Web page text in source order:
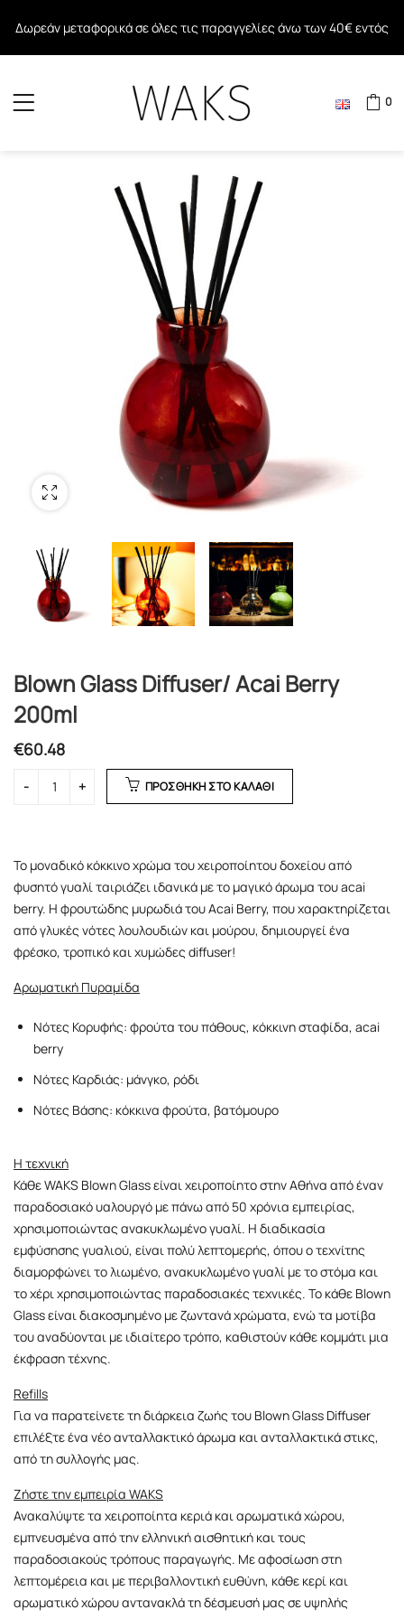
Δωρεάν μεταφορικά σε όλες τις παραγγελίες άνω των 40€ εντός
0
Blown Glass Diffuser/ Acai Berry
200ml
€60.48
ΠΡΟΣΘΗΚΗ ΣΤΟ ΚΑΛΑΘΙ
Το μοναδικό κόκκινο χρώμα του χειροποίητου δοχείου από
φυσητό γυαλί ταιριάζει ιδανικά με το μαγικό άρωμα του acai
berry. Η φρουτώδης μυρωδιά του Acai Berry, που χαρακτηρίζεται
από γλυκές νότες λουλουδιών και μούρου, δημιουργεί ένα
φρέσκο, τροπικό και χυμώδες diffuser!
Αρωματική Πυραμίδα
Νότες Κορυφής: φρούτα του πάθους, κόκκινη σταφίδα, acai
berry
Νότες Καρδιάς: μάνγκο, ρόδι
Νότες Βάσης: κόκκινα φρούτα, βατόμουρο
Η τεχνική
Κάθε WAKS Blown Glass είναι χειροποίητο στην Αθήνα από έναν
παραδοσιακό υαλουργό με πάνω από 50 χρόνια εμπειρίας,
χρησιμοποιώντας ανακυκλωμένο γυαλί. Η διαδικασία
εμφύσησης γυαλιού, είναι πολύ λεπτομερής, όπου ο τεχνίτης
διαμορφώνει το λιωμένο, ανακυκλωμένο γυαλί με το στόμα και
το χέρι χρησιμοποιώντας παραδοσιακές τεχνικές. Το κάθε Blown
Glass είναι διακοσμημένο με ζωντανά χρώματα, ενώ τα μοτίβα
του αναδύονται με ιδιαίτερο τρόπο, καθιστούν κάθε κομμάτι μια
έκφραση τέχνης.
Refills
Για να παρατείνετε τη διάρκεια ζωής του Blown Glass Diffuser
επιλέξτε ένα νέο ανταλλακτικό άρωμα και ανταλλακτικά στικς,
από τη συλλογής μας.
Ζήστε την εμπειρία WAKS
Ανακαλύψτε τα χειροποίητα κεριά και αρωματικά χώρου,
εμπνευσμένα από την ελληνική αισθητική και τους
παραδοσιακούς τρόπους παραγωγής. Με αφοσίωση στη
λεπτομέρεια και με περιβαλλοντική ευθύνη, κάθε κερί και
αρωματικό χώρου αντανακλά τη δέσμευσή μας σε υψηλής